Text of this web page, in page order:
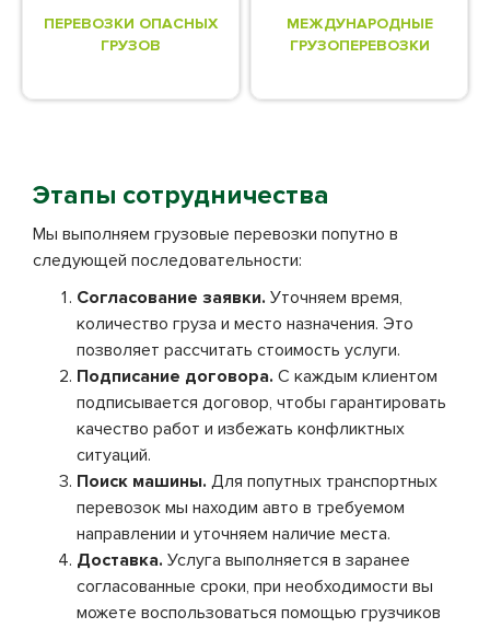
ПЕРЕВОЗКИ ОПАСНЫХ
ГРУЗОВ
МЕЖДУНАРОДНЫЕ
ГРУЗОПЕРЕВОЗКИ
Этапы сотрудничества
Мы выполняем грузовые перевозки попутно в
следующей последовательности:
Согласование заявки. Уточняем время,
количество груза и место назначения. Это
позволяет рассчитать стоимость услуги.
Подписание договора. С каждым клиентом
подписывается договор, чтобы гарантировать
качество работ и избежать конфликтных
ситуаций.
Поиск машины. Для попутных транспортных
перевозок мы находим авто в требуемом
направлении и уточняем наличие места.
Доставка. Услуга выполняется в заранее
согласованные сроки, при необходимости вы
можете воспользоваться помощью грузчиков